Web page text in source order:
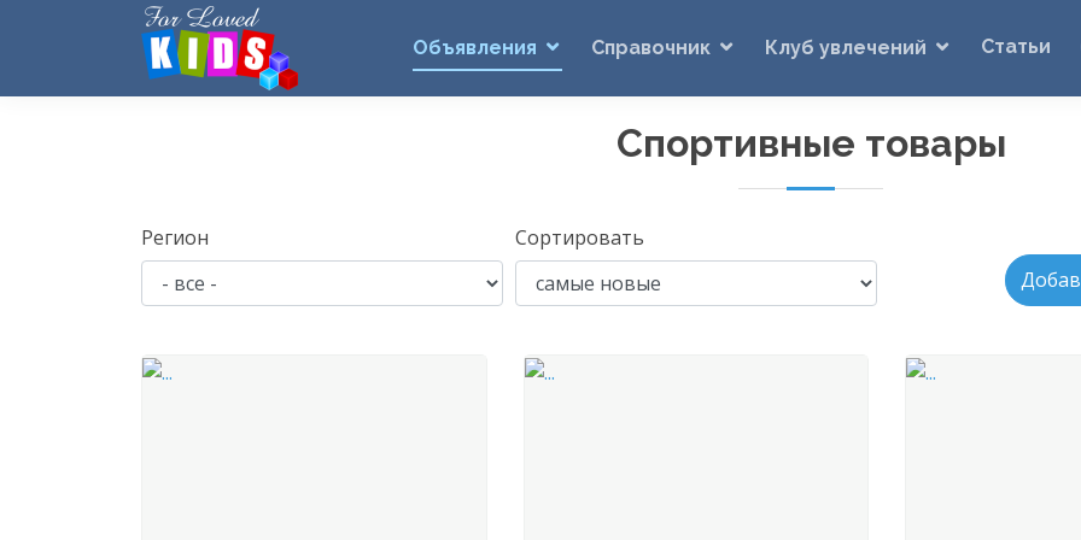
Объявления Справочник Клуб увлечений Статьи
Спортивные товары
Регион
Сортировать